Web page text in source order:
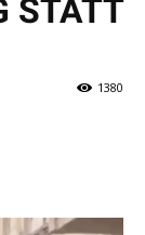
STATT
1380